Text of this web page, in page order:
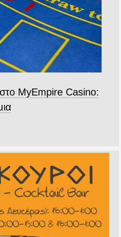
MyEmpire Casino: